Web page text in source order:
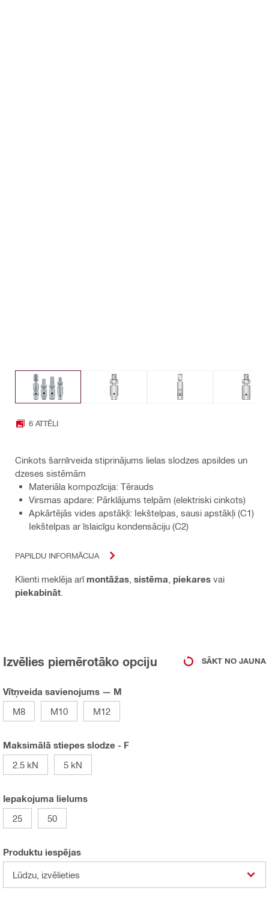
6 ATTĒLI
Cinkots šarnīrveida stiprinājums lielas slodzes apsildes un
dzeses sistēmām
Materiāla kompozīcija: Tērauds
Virsmas apdare: Pārklājums telpām (elektriski cinkots)
Apkārtējās vides apstākļi: Iekštelpas, sausi apstākļi (C1)
Iekštelpas ar īslaicīgu kondensāciju (C2)
PAPILDU INFORMĀCIJA
Klienti meklēja arī montāžas sistēma piekares vai
piekabināt
Izvēlies piemērotāko opciju SĀKT NO JAUNA
Vītņveida savienojums — M
M8
M10 M12
Maksimālā stiepes slodze - F
2.5 kN
5 kN
Iepakojuma lielums
25
50
Produktu iespējas
Lūdzu, izvēlieties